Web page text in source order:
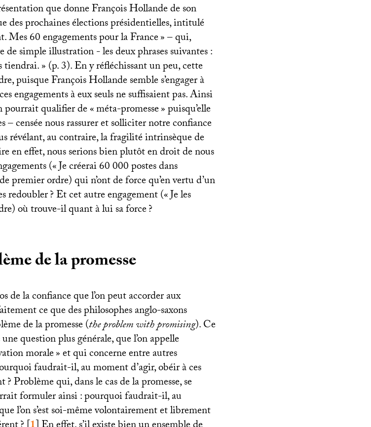
que donne François Hollande de son
des prochaines élections présidentielles, intitulé
Mes 60 engagements pour la France» – qui,
de simple illustration - les deux phrases suivantes :
tiendrai.» (p. 3). En y réfléchissant un peu, cette
puisque François Hollande semble s’engager à
engagements à eux seuls ne suffisaient pas. Ainsi
pourrait qualifier de «méta-promesse» puisqu’elle
– censée nous rassurer et solliciter notre confiance
révélant, au contraire, la fragilité intrinsèque de
en effet, nous serions bien plutôt en droit de nous
(«Je créerai 60 000 postes dans
premier ordre) qui n’ont de force qu’en vertu d’un
redoubler? Et cet autre engagement («Je les
où trouve-il quant à lui sa force?
de la promesse
de la confiance que l’on peut accorder aux
ce que des philosophes anglo-saxons
de la promesse (the problem with promising). Ce
question plus générale, que l’on appelle
morale» et qui concerne entre autres
faudrait-il, au moment d’agir, obéir à ces
? Problème qui, dans le cas de la promesse, se
formuler ainsi : pourquoi faudrait-il, au
l’on s’est soi-même volontairement et librement